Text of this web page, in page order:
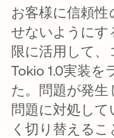
お客様に信頼性
せないようにす
限に活用して、
Tokio 1.0実装を
た。問題が発
問題に対処し
く切り替える